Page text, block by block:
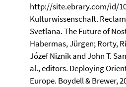
http://site.ebrary.com/id/
Kulturwissenschaft.
Svetlana. The Future of
Habermas, Jürgen; Rorty,
Józef Niznik and John T.
al., editors. Deploying
Europe. Boydell & Brewer,